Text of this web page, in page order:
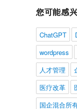
您可能感
ChatGPT
wordpress
人才管理
医疗改革
国企混合所